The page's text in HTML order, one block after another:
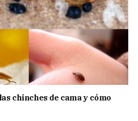
chinches de cama y cómo